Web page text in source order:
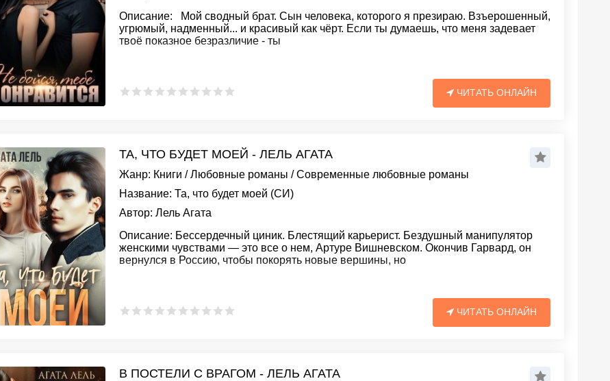
Описание: Мой сводный брат. Сын человека, которого я презираю. Взъерошенный,
угрюмый, надменный... и красивый как чёрт. Если ты думаешь, что меня задевает
твоё показное безразличие - ты
ЧИТАТЬ ОНЛАЙН
ТА, ЧТО БУДЕТ МОЕЙ - ЛЕЛЬ АГАТА
Жанр: Книги /Любовные романы /Современные любовные романы
Название: Та, что будет моей (СИ)
Автор: Лель Агата
Описание: Бессердечный циник. Блестящий карьерист. Бездушный манипулятор
женскими чувствами — это все о нем, Артуре Вишневском. Окончив Гарвард, он
вернулся в Россию, чтобы покорять новые вершины, но
ЧИТАТЬ ОНЛАЙН
В ПОСТЕЛИ С ВРАГОМ - ЛЕЛЬ АГАТА